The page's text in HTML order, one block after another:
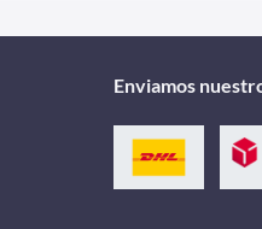
Enviamos